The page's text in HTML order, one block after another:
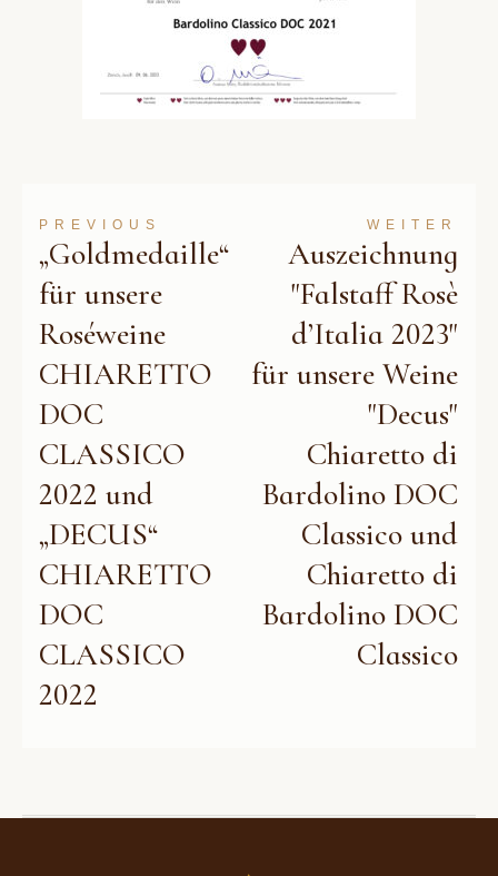
PREVIOUS
„Goldmedaille“
für unsere
Roséweine
CHIARETTO
DOC
CLASSICO
2022 und
„DECUS“
CHIARETTO
DOC
CLASSICO
2022
WEITER
Auszeichnung
"Falstaff Rosè
d’Italia 2023"
für unsere Weine
"Decus"
Chiaretto di
Bardolino DOC
Classico und
Chiaretto di
Bardolino DOC
Classico